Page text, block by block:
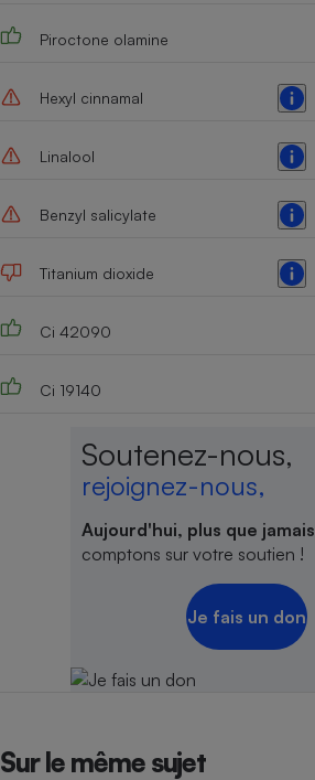
Piroctone olamine
Hexyl cinnamal
Linalool
Benzyl salicylate
Titanium dioxide
Ci 42090
Ci 19140
Soutenez-nous,
rejoignez-nous,
Aujourd'hui, plus que jamais
comptons sur votre soutien !
Je fais un don
Sur le même sujet